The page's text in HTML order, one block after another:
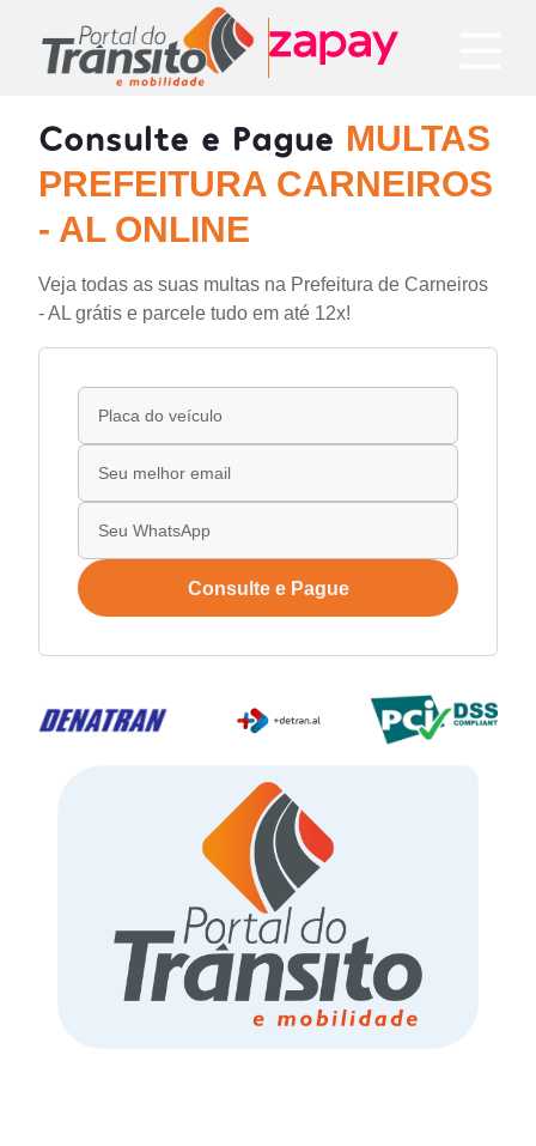
Consulte e Pague MULTAS
PREFEITURA CARNEIROS
- AL ONLINE
Veja todas as suas multas na Prefeitura de Carneiros
- AL grátis e parcele tudo em até 12x!
Consulte e Pague